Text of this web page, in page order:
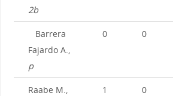
2b
Barrera
Fajardo A.,
p
0 0
Raabe M.,
1 0